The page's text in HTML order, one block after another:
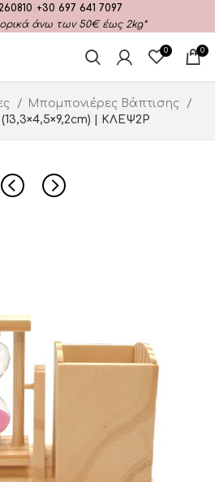
+30 697 641 7097
άνω των 50€ έως 2kg*
0 0
Μπομπονιέρες Βάπτισης
| ΚΛΕΨ2Ρ